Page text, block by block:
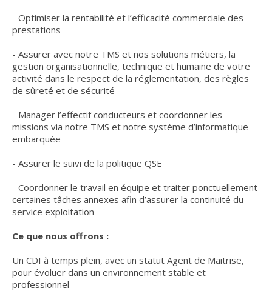
- Optimiser la rentabilité et l’efficacité commerciale des
prestations
- Assurer avec notre TMS et nos solutions métiers, la
gestion organisationnelle, technique et humaine de votre
activité dans le respect de la réglementation, des règles
de sûreté et de sécurité
- Manager l’effectif conducteurs et coordonner les
missions via notre TMS et notre système d’informatique
embarquée
- Assurer le suivi de la politique QSE
- Coordonner le travail en équipe et traiter ponctuellement
certaines tâches annexes afin d’assurer la continuité du
service exploitation
Ce que nous offrons :
Un CDI à temps plein, avec un statut Agent de Maitrise,
pour évoluer dans un environnement stable et
professionnel